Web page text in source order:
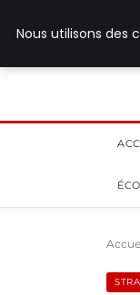
Nous utilisons des